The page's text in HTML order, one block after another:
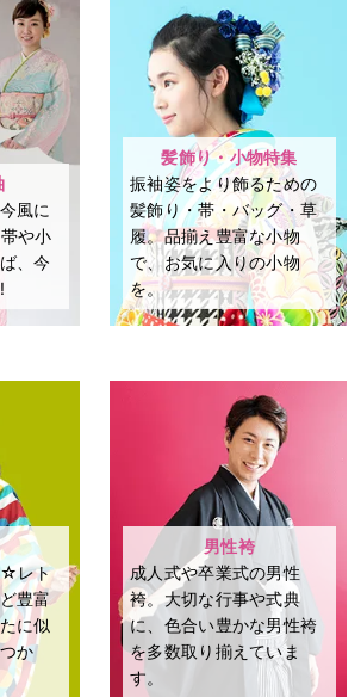
風に
や小
、今
髪飾り・小物特集
振袖姿をより飾るための
髪飾り・帯・バッグ・草
履。品揃え豊富な小物
で、お気に入りの小物
を。
☆レト
豊富
に似
か
男性袴
成⼈式や卒業式の男性
袴。⼤切な⾏事や式典
に、⾊合い豊かな男性袴
を多数取り揃えていま
す。